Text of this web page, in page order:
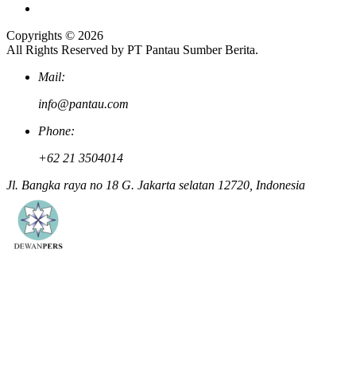
Copyrights © 2026
All Rights Reserved by PT Pantau Sumber Berita.
Mail:
info@pantau.com
Phone:
+62 21 3504014
Jl. Bangka raya no 18 G. Jakarta selatan 12720, Indonesia